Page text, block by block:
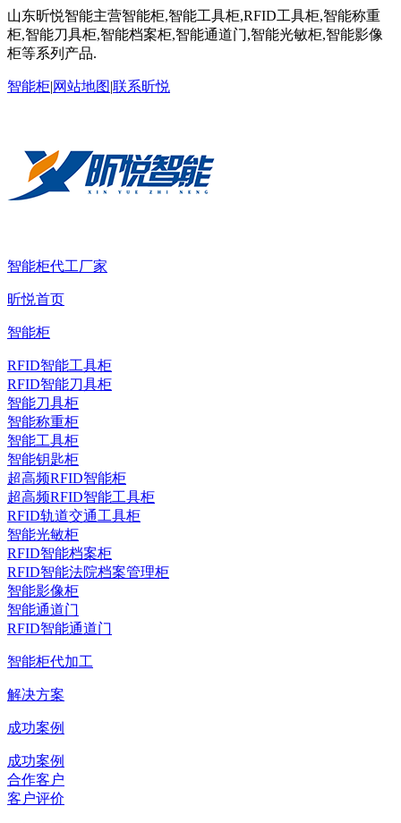
山东昕悦智能主营智能柜,智能工具柜,RFID工具柜,智能称重
柜,智能刀具柜,智能档案柜,智能通道门,智能光敏柜,智能影像
柜等系列产品.
智能柜|网站地图|联系昕悦
智能柜代工厂家
昕悦首页
智能柜
RFID智能工具柜
RFID智能刀具柜
智能刀具柜
智能称重柜
智能工具柜
智能钥匙柜
超高频RFID智能柜
超高频RFID智能工具柜
RFID轨道交通工具柜
智能光敏柜
RFID智能档案柜
RFID智能法院档案管理柜
智能影像柜
智能通道门
RFID智能通道门
智能柜代加工
解决方案
成功案例
成功案例
合作客户
客户评价